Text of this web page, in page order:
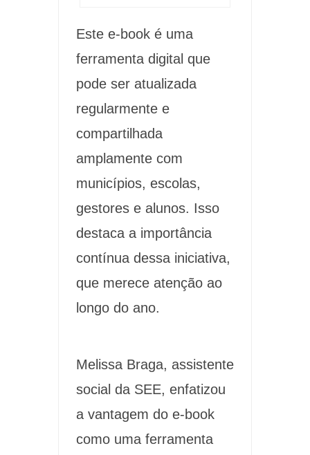
Este e-book é uma
ferramenta digital que
pode ser atualizada
regularmente e
compartilhada
amplamente com
municípios, escolas,
gestores e alunos. Isso
destaca a importância
contínua dessa iniciativa,
que merece atenção ao
longo do ano.
Melissa Braga, assistente
social da SEE, enfatizou
a vantagem do e-book
como uma ferramenta